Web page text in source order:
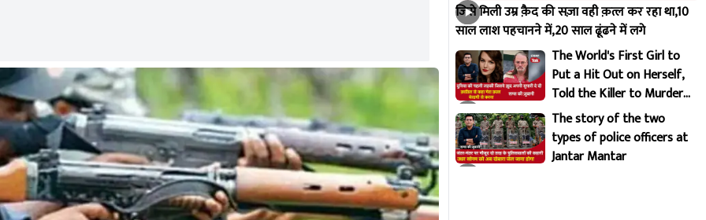
जिसे मिली उम्र क़ैद की सज़ा वही क़त्ल कर रहा था,10
साल लाश पहचानने में,20 साल ढूंढने में लगे
The World's First Girl to
Put a Hit Out on Herself,
Told the Killer to Murder
Her Brutally
The story of the two
types of police officers at
Jantar Mantar